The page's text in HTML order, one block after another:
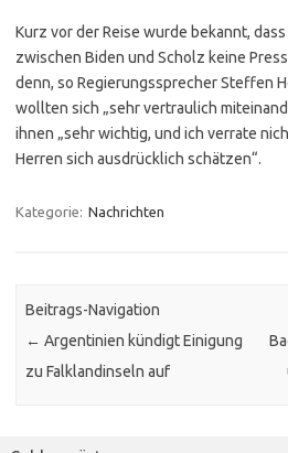
Kurz vor der Reise wurde bekannt,
zwischen Biden und Scholz keine
denn, so Regierungssprecher Steffen
wollten sich „sehr vertraulich
ihnen „sehr wichtig, und ich verrate
Herren sich ausdrücklich schätzen“.
Kategorie: Nachrichten
Beitrags-Navigation
← Argentinien kündigt Einigung
zu Falklandinseln auf